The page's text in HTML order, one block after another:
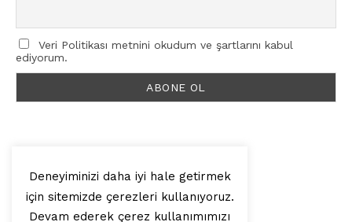
Veri Politikası metnini okudum ve şartlarını kabul
ediyorum.
© 2025, Artilop
Deneyiminizi daha iyi hale getirmek
için sitemizde çerezleri kullanıyoruz.
Devam ederek çerez kullanımımızı